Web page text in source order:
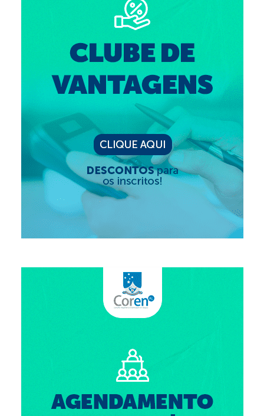
Fiscalização
Responsabilidade Técnica
Decisões
Portarias
Resoluções
Desagravo Público
Processos Éticos
Suspensão do Exercício Profissional
Procedimento para registro
Valores dos serviços